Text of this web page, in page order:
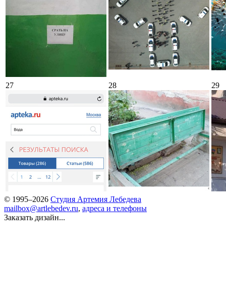
27 28 29
© 1995–2026 Студия Артемия Лебедева
mailbox@artlebedev.ru, адреса и телефоны
Заказать дизайн...